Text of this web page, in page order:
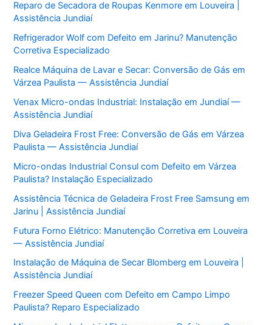
Reparo de Secadora de Roupas Kenmore em Louveira |
Assistência Jundiaí
Refrigerador Wolf com Defeito em Jarinu? Manutenção
Corretiva Especializado
Realce Máquina de Lavar e Secar: Conversão de Gás em
Várzea Paulista — Assistência Jundiaí
Venax Micro-ondas Industrial: Instalação em Jundiaí —
Assistência Jundiaí
Diva Geladeira Frost Free: Conversão de Gás em Várzea
Paulista — Assistência Jundiaí
Micro-ondas Industrial Consul com Defeito em Várzea
Paulista? Instalação Especializado
Assistência Técnica de Geladeira Frost Free Samsung em
Jarinu | Assistência Jundiaí
Futura Forno Elétrico: Manutenção Corretiva em Louveira
— Assistência Jundiaí
Instalação de Máquina de Secar Blomberg em Louveira |
Assistência Jundiaí
Freezer Speed Queen com Defeito em Campo Limpo
Paulista? Reparo Especializado